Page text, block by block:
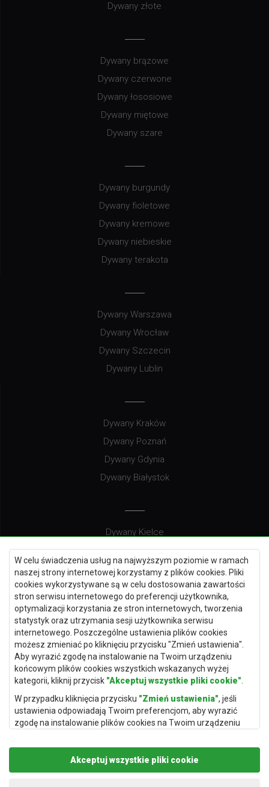
W celu świadczenia usług na najwyższym poziomie w ramach
naszej strony internetowej korzystamy z plików cookies. Pliki
cookies wykorzystywane są w celu dostosowania zawartości
stron serwisu internetowego do preferencji użytkownika,
optymalizacji korzystania ze stron internetowych, tworzenia
statystyk oraz utrzymania sesji użytkownika serwisu
internetowego. Poszczególne ustawienia plików cookies
możesz zmieniać po kliknięciu przycisku "Zmień ustawienia".
Aby wyrazić zgodę na instalowanie na Twoim urządzeniu
końcowym plików cookies wszystkich wskazanych wyżej
kategorii, kliknij przycisk "Akceptuj wszystkie pliki cookie"
W przypadku kliknięcia przycisku "Zmień ustawienia", jeśli
ustawienia odpowiadają Twoim preferencjom, aby wyrazić
zgodę na instalowanie plików cookies na Twoim urządzeniu
"Zapisz i zaakceptuj".
Podstawą przetwarzania danych osobowych, w zakresie w
Akceptuj wszystkie pliki cookie
Dywany złote
Dywany brązowe
Dywany czerwone
Dywany łososiowe
Dywany miętowe
Dywany szare
Dywany burgundy
Dywany fioletowe
Dywany kremowe
Dywany niebieskie
Dywany terakota
Dywany Warszawa
Dywany Wrocław
Dywany Szczecin
Dywany Lublin
Dywany Kraków
Dywany Poznań
Dywany Gdynia
Dywany Białystok
Dywany Kielce
Dywany Gdańsk
Dywany Toruń
Dywany Bydgoszcz
Dywany Łódź
Dywany Katowice
Dywany Rzeszów
Dywany Częstochowa